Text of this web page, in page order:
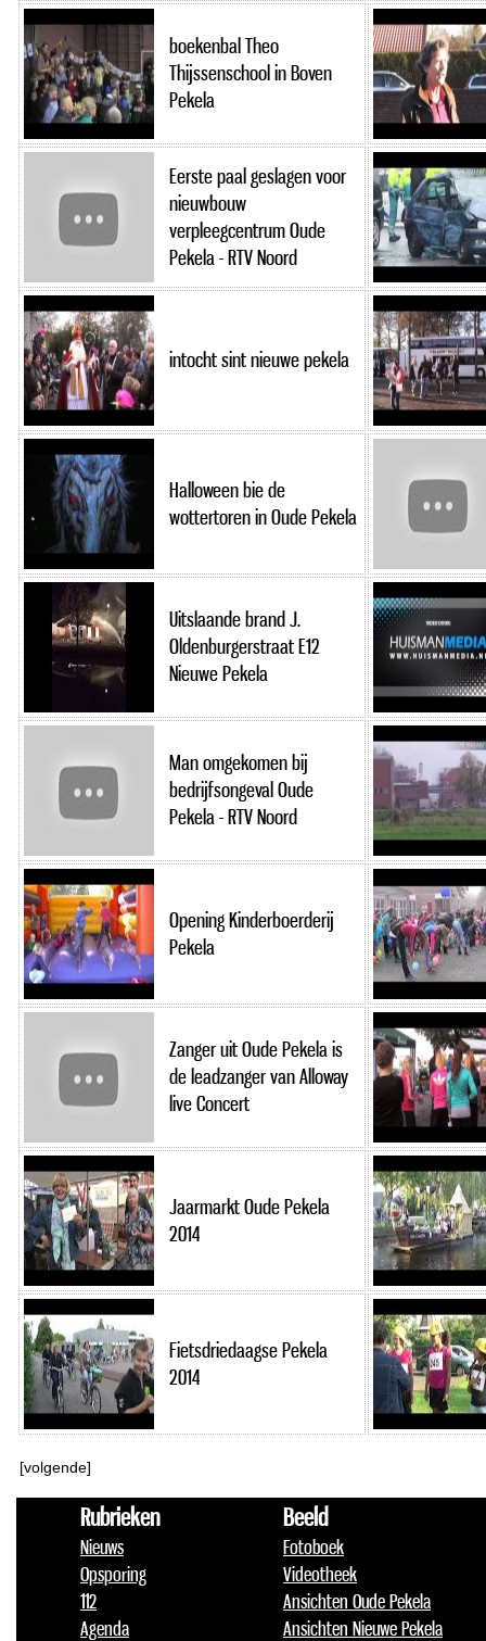
boekenbal Theo
Thijssenschool in Boven
Pekela
Eerste paal geslagen voor
nieuwbouw
verpleegcentrum Oude
Pekela - RTV Noord
intocht sint nieuwe pekela
Halloween bie de
wottertoren in Oude Pekela
Uitslaande brand J.
Oldenburgerstraat E12
Nieuwe Pekela
Man omgekomen bij
bedrijfsongeval Oude
Pekela - RTV Noord
Opening Kinderboerderij
Pekela
Zanger uit Oude Pekela is
de leadzanger van Alloway
live Concert
Jaarmarkt Oude Pekela
2014
Fietsdriedaagse Pekela
2014
[volgende]
Rubrieken
Nieuws
Opsporing
112
Agenda
Beeld
Fotoboek
Videotheek
Ansichten Oude Pekela
Ansichten Nieuwe Pekela